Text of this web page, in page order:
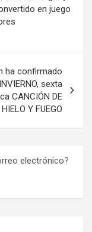
en juego
ha confirmado
sexta
CANCIÓN DE
HIELO Y FUEGO
electrónico?